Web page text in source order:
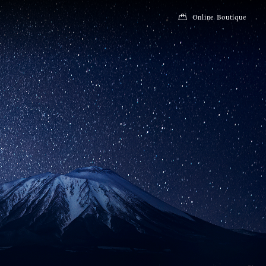
Online Boutique